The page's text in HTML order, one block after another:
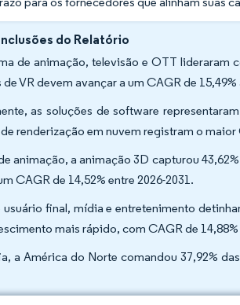
do Relatório
de animação, televisão e OTT lideraram
VR devem avançar a um CAGR de 15,49%
as soluções de software
renderização em nuvem registram o
animação, a animação 3D capturou
CAGR de 14,52% entre 2026-2031.
final, mídia e entretenimento
mais rápido, com CAGR de
a América do Norte comandou 37,92%